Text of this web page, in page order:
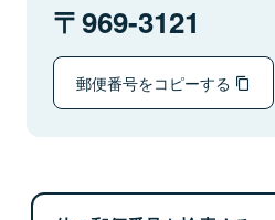
969-3121
郵便番号をコピーする